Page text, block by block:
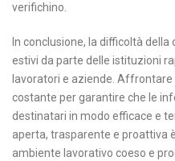
verifichino.
In conclusione, la difficoltà
estivi da parte delle istituzioni
lavoratori e aziende.
costante per garantire che le
destinatari in modo efficace e
aperta, trasparente e proattiva
ambiente lavorativo coeso e